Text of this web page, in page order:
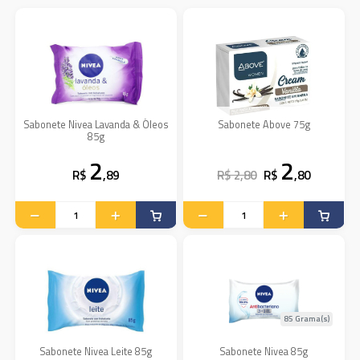
Sabonete Nivea Lavanda & Óleos
85g
R$ 2,89
Sabonete Above 75g
R$ 2,80 R$ 2,80
Sabonete Nivea Leite 85g Sabonete Nivea 85g
85 Grama(s)